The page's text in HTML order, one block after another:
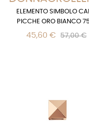
ELEMENTO SIMBOLO
PICCHE ORO BIANCO
45,60 € 57,00 €